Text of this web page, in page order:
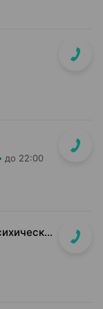
до 22:00
Долгиновский тракт, д. 152 («РНПЦ психического здоровья»)